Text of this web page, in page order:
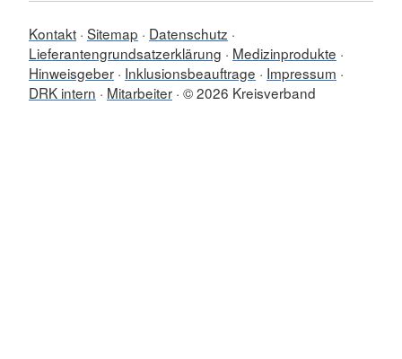
Kontakt Sitemap
Datenschutz
Lieferantengrundsatzerklärung
Medizinprodukte
Hinweisgeber Inklusionsbeauftrage
Impressum
DRK intern
Mitarbeiter © 2026 Kreisverband